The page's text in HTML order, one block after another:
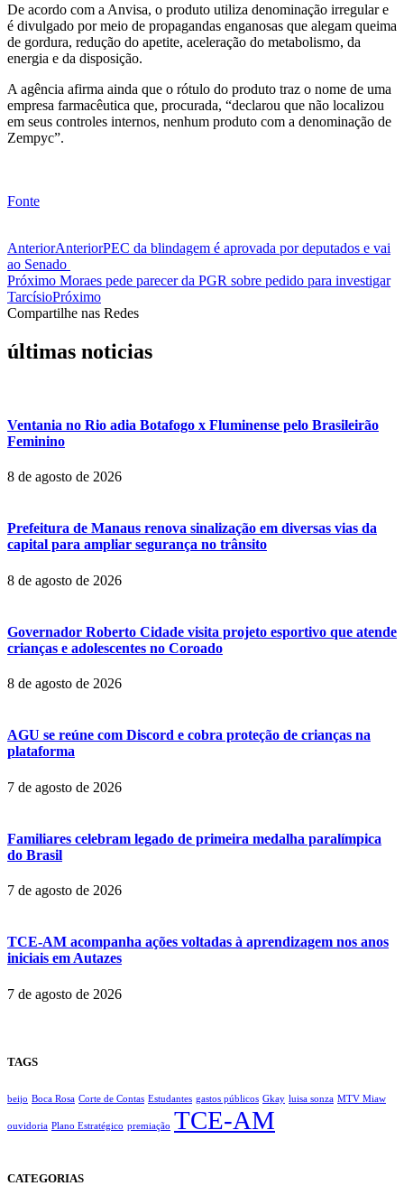
De acordo com a Anvisa, o produto utiliza denominação irregular e
é divulgado por meio de propagandas enganosas que alegam queima
de gordura, redução do apetite, aceleração do metabolismo, da
energia e da disposição.
A agência afirma ainda que o rótulo do produto traz o nome de uma
empresa farmacêutica que, procurada, “declarou que não localizou
em seus controles internos, nenhum produto com a denominação de
Zempyc”.
Fonte
AnteriorAnteriorPEC da blindagem é aprovada por deputados e vai
ao Senado
Próximo Moraes pede parecer da PGR sobre pedido para investigar
TarcísioPróximo
Compartilhe nas Redes
últimas noticias
Ventania no Rio adia Botafogo x Fluminense pelo Brasileirão
Feminino
8 de agosto de 2026
Prefeitura de Manaus renova sinalização em diversas vias da
capital para ampliar segurança no trânsito
8 de agosto de 2026
Governador Roberto Cidade visita projeto esportivo que atende
crianças e adolescentes no Coroado
8 de agosto de 2026
AGU se reúne com Discord e cobra proteção de crianças na
plataforma
7 de agosto de 2026
Familiares celebram legado de primeira medalha paralímpica
do Brasil
7 de agosto de 2026
TCE-AM acompanha ações voltadas à aprendizagem nos anos
iniciais em Autazes
7 de agosto de 2026
TAGS
beijo Boca Rosa Corte de Contas Estudantes gastos públicos Gkay luisa sonza MTV Miaw
ouvidoria Plano Estratégico premiação TCE-AM
CATEGORIAS